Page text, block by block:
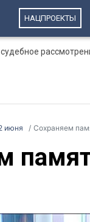
НАЦПРОЕКТЫ
июня Сохраняем